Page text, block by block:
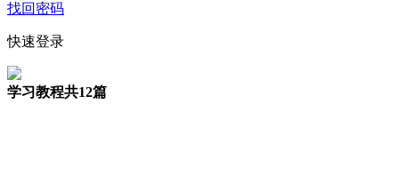
找回密码
快速登录
学习教程共12篇